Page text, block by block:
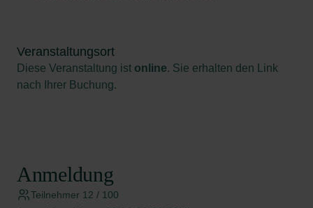
Veranstaltungsort
Diese Veranstaltung ist online. Sie erhalten den Link
nach Ihrer Buchung.
Anmeldung
Teilnehmer 12 / 100